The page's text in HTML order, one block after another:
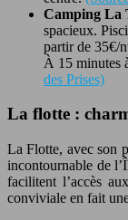
Camping La
spacieux.
partir de 35€/
À 15 minutes
des Prises)
La flotte :
La Flotte, avec son
incontournable de
facilitent l’accès
conviviale en fait